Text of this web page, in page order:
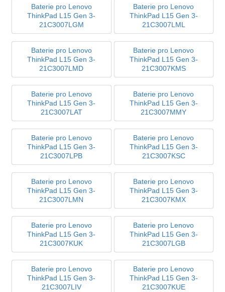
Baterie pro Lenovo
ThinkPad L15 Gen 3-
21C3007LGM
Baterie pro Lenovo
ThinkPad L15 Gen 3-
21C3007LML
Baterie pro Lenovo
ThinkPad L15 Gen 3-
21C3007LMD
Baterie pro Lenovo
ThinkPad L15 Gen 3-
21C3007KMS
Baterie pro Lenovo
ThinkPad L15 Gen 3-
21C3007LAT
Baterie pro Lenovo
ThinkPad L15 Gen 3-
21C3007MMY
Baterie pro Lenovo
ThinkPad L15 Gen 3-
21C3007LPB
Baterie pro Lenovo
ThinkPad L15 Gen 3-
21C3007KSC
Baterie pro Lenovo
ThinkPad L15 Gen 3-
21C3007LMN
Baterie pro Lenovo
ThinkPad L15 Gen 3-
21C3007KMX
Baterie pro Lenovo
ThinkPad L15 Gen 3-
21C3007KUK
Baterie pro Lenovo
ThinkPad L15 Gen 3-
21C3007LGB
Baterie pro Lenovo
ThinkPad L15 Gen 3-
21C3007LIV
Baterie pro Lenovo
ThinkPad L15 Gen 3-
21C3007KUE